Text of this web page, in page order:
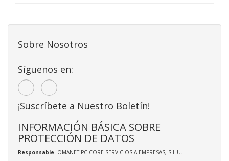
Sobre Nosotros
Síguenos en:
¡Suscríbete a Nuestro Boletín!
INFORMACIÓN BÁSICA SOBRE
PROTECCIÓN DE DATOS
Responsable: OMANET PC CORE SERVICIOS A EMPRESAS, S.L.U.